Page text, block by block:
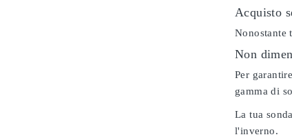
Acquisto
Nonostante
Non
Per
gamma di
La tua
l'inverno.